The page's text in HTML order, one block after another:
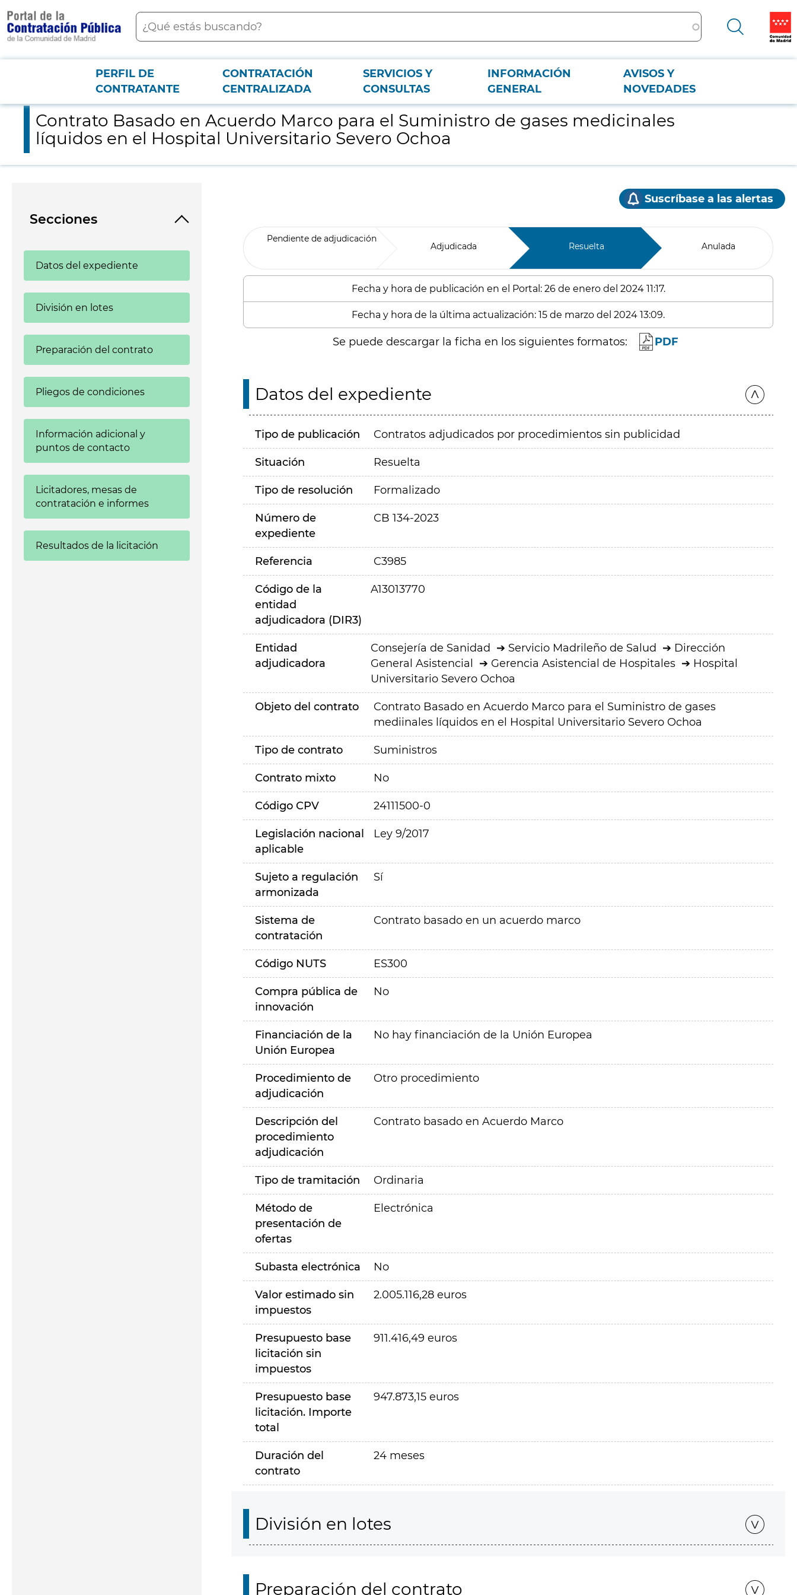
contenido
principal
Buscar
Menú PCON
PERFIL DE
CONTRATANTE
CONTRATACIÓN
CENTRALIZADA
SERVICIOS Y
CONSULTAS
INFORMACIÓN
GENERAL
AVISOS Y
NOVEDADES
Contrato Basado en Acuerdo Marco para el Suministro de gases medicinales líquidos en el Hospital Universitario Severo Ochoa
Contrato Basado en Acuerdo Marco para el Suministro de gases medicinales
líquidos en el Hospital Universitario Severo Ochoa
Secciones
Datos del expediente
División en lotes
Preparación del contrato
Pliegos de condiciones
Información adicional y
puntos de contacto
Licitadores, mesas de
contratación e informes
Resultados de la licitación
Suscríbase a las alertas
Pendiente de adjudicación
Adjudicada Resuelta Anulada
Fecha y hora de publicación en el Portal: 26 de enero del 2024 11:17.
Fecha y hora de la última actualización: 15 de marzo del 2024 13:09.
Se puede descargar la ficha en los siguientes formatos: PDF
Datos del expediente
Tipo de publicación Contratos adjudicados por procedimientos sin publicidad
Situación Resuelta
Tipo de resolución Formalizado
Número de
expediente
CB 134-2023
Referencia C3985
Código de la
entidad
adjudicadora (DIR3)
A13013770
Entidad
adjudicadora
Consejería de Sanidad Servicio Madrileño de Salud
Dirección
General Asistencial
Gerencia Asistencial de Hospitales
Hospital
Universitario Severo Ochoa
Objeto del contrato
Contrato Basado en Acuerdo Marco para el Suministro de gases
mediinales líquidos en el Hospital Universitario Severo Ochoa
Tipo de contrato Suministros
Contrato mixto No
Código CPV 24111500-0
Legislación nacional
aplicable
Ley 9/2017
Sujeto a regulación
armonizada
Sí
Sistema de
contratación
Contrato basado en un acuerdo marco
Código NUTS ES300
Compra pública de
innovación
No
Financiación de la
Unión Europea
No hay financiación de la Unión Europea
Procedimiento de
adjudicación
Otro procedimiento
Descripción del
procedimiento
adjudicación
Contrato basado en Acuerdo Marco
Tipo de tramitación Ordinaria
Método de
presentación de
ofertas
Electrónica
Subasta electrónica No
Valor estimado sin
impuestos
2.005.116,28 euros
Presupuesto base
licitación sin
impuestos
911.416,49 euros
Presupuesto base
licitación. Importe
total
947.873,15 euros
Duración del
contrato
24 meses
División en lotes
Preparación del contrato